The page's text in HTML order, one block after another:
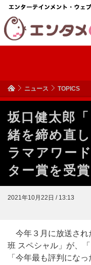
ニュース TOPICS
坂口健太郎
緒を締め直
ラマアワー
ター賞を受賞
2021年10月22日 / 13:13
今年３月に放送され
班 スペシャル」が、
「今年最も評判にな